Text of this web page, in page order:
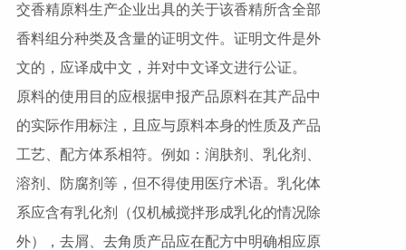
交香精原料生产企业出具的关于该香精所含全部
香料组分种类及含量的证明文件。证明文件是外
文的，应译成中文，并对中文译文进行公证。
原料的使用目的应根据申报产品原料在其产品中
的实际作用标注，且应与原料本身的性质及产品
工艺、配方体系相符。例如：润肤剂、乳化剂、
溶剂、防腐剂等，但不得使用医疗术语。乳化体
系应含有乳化剂（仅机械搅拌形成乳化的情况除
外），去屑、去角质产品应在配方中明确相应原